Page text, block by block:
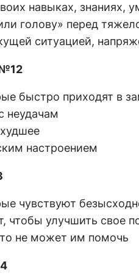
навыках, знаниях,
голову» перед
ситуацией,
№12
быстро приходят в
неудачам
настроением
чувствуют
чтобы улучшить свое
не может им помочь